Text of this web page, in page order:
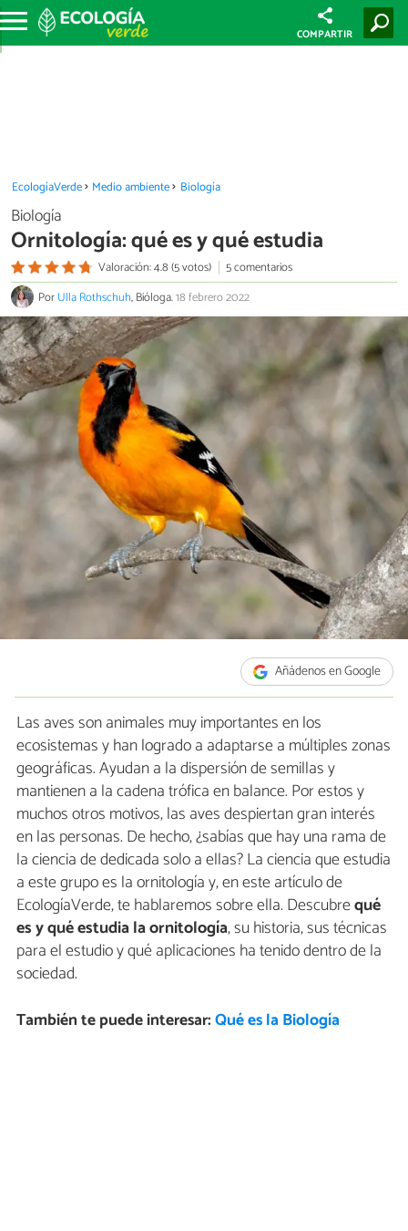
COMPARTIR
EcologíaVerde Medio ambiente Biología
Biología
Ornitología: qué es y qué estudia
Valoración: 4.8 (5 votos)
5 comentarios
PorUlla Rothschuh, Bióloga.18 febrero 2022
Añádenos en Google
Las aves son animales muy importantes en los
ecosistemas y han logrado a adaptarse a múltiples zonas
geográficas. Ayudan a la dispersión de semillas y
mantienen a la cadena trófica en balance. Por estos y
muchos otros motivos, las aves despiertan gran interés
en las personas. De hecho, ¿sabías que hay una rama de
la ciencia de dedicada solo a ellas? La ciencia que estudia
a este grupo es la ornitología y, en este artículo de
EcologíaVerde, te hablaremos sobre ella. Descubrequé
es y qué estudia la ornitología, su historia, sus técnicas
para el estudio y qué aplicaciones ha tenido dentro de la
sociedad.
También te puede interesar:Qué es la Biología